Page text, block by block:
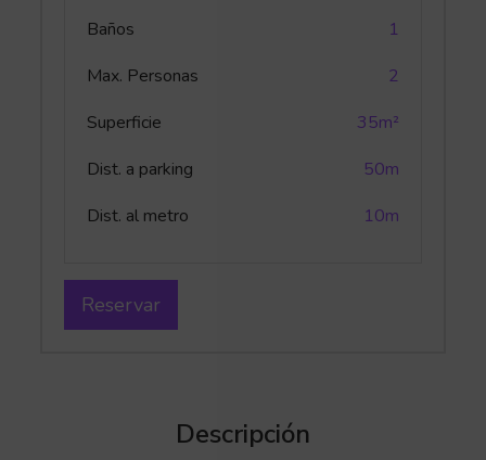
Baños
1
Max. Personas
2
Superficie
35m²
Dist. a parking
50m
Dist. al metro
10m
Reservar
Descripción